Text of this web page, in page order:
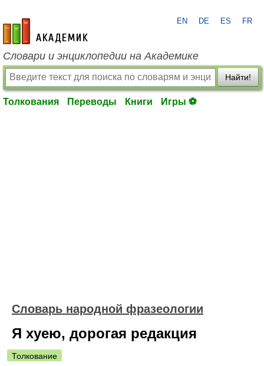
academic.ru
EN DE ES FR
Словари и энциклопедии на Академике
Найти!
Толкования Переводы Книги Игры ⚽
Словарь народной фразеологии
Я хуею, дорогая редакция
Толкование